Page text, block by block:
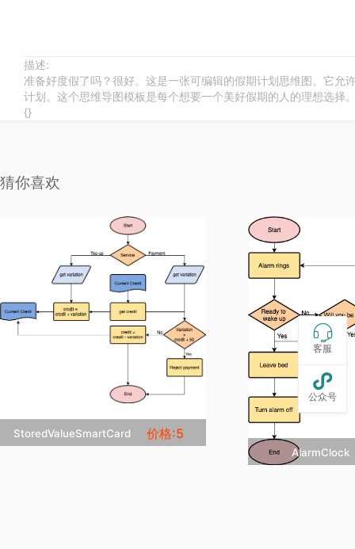
描述:
准备好度假了吗？很好。这是一张可编辑的假期计划思维图。它
计划。这个思维导图模板是每个想要一个美好假期的人的理想选择
{}
猜你喜欢
StoredValueSmartCard 价格:5

客服

公众号